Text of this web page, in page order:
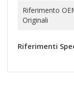
Riferimento
Originali
Riferimenti